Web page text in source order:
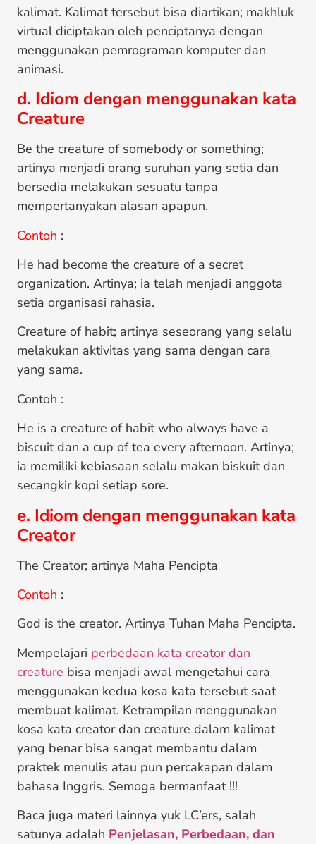
kalimat. Kalimat tersebut bisa diartikan; makhluk
virtual diciptakan oleh penciptanya dengan
menggunakan pemrograman komputer dan
animasi.
d. Idiom dengan menggunakan kata
Creature
Be the creature of somebody or something;
artinya menjadi orang suruhan yang setia dan
bersedia melakukan sesuatu tanpa
mempertanyakan alasan apapun.
Contoh :
He had become the creature of a secret
organization. Artinya; ia telah menjadi anggota
setia organisasi rahasia.
Creature of habit; artinya seseorang yang selalu
melakukan aktivitas yang sama dengan cara
yang sama.
Contoh :
He is a creature of habit who always have a
biscuit dan a cup of tea every afternoon. Artinya;
ia memiliki kebiasaan selalu makan biskuit dan
secangkir kopi setiap sore.
e. Idiom dengan menggunakan kata
Creator
The Creator; artinya Maha Pencipta
Contoh :
God is the creator. Artinya Tuhan Maha Pencipta.
Mempelajari perbedaan kata creator dan
creature bisa menjadi awal mengetahui cara
menggunakan kedua kosa kata tersebut saat
membuat kalimat. Ketrampilan menggunakan
kosa kata creator dan creature dalam kalimat
yang benar bisa sangat membantu dalam
praktek menulis atau pun percakapan dalam
bahasa Inggris. Semoga bermanfaat !!!
Baca juga materi lainnya yuk LC’ers, salah
satunya adalah Penjelasan, Perbedaan, dan